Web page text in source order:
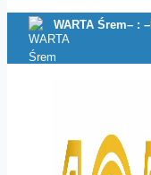
WARTA Śrem– : –